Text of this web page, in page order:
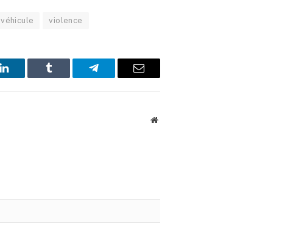
véhicule violence
LinkedIn Tumblr Telegram Email
Website